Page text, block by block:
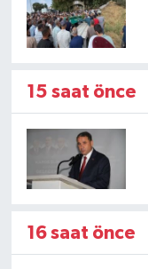
15 saat önce
16 saat önce